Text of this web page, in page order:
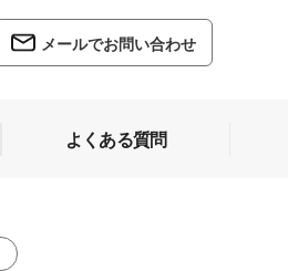
メールでお問い合わせ
よくある質問